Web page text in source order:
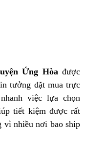
Ứng Hòađược
tưởng đặt mua trực
việc lựa chọn
tiết kiệm được rất
vì nhiều nơi bao ship